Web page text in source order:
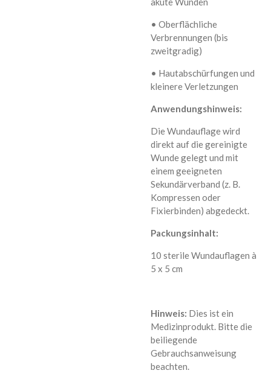
• Oberflächliche
Verbrennungen (bis
zweitgradig)
• Hautabschürfungen und
kleinere Verletzungen
Anwendungshinweis:
Die Wundauflage wird
direkt auf die gereinigte
Wunde gelegt und mit
einem geeigneten
Sekundärverband (z. B.
Kompressen oder
Fixierbinden) abgedeckt.
Packungsinhalt:
10 sterile Wundauflagen à
5 x 5 cm
Hinweis: Dies ist ein
Medizinprodukt. Bitte die
beiliegende
Gebrauchsanweisung
beachten.